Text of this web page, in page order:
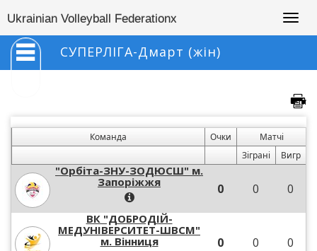
Ukrainian Volleyball Federationx
СУПЕРЛІГА-Дмарт (жін)
Команда Очки
Матчі
Зіграні
Вигр
"Орбіта-ЗНУ-ЗОДЮСШ" м.
Запоріжжя
0 0 0
ВК "ДОБРОДІЙ-
МЕДУНІВЕРСИТЕТ-ШВСМ"
м. Вінниця
0 0 0